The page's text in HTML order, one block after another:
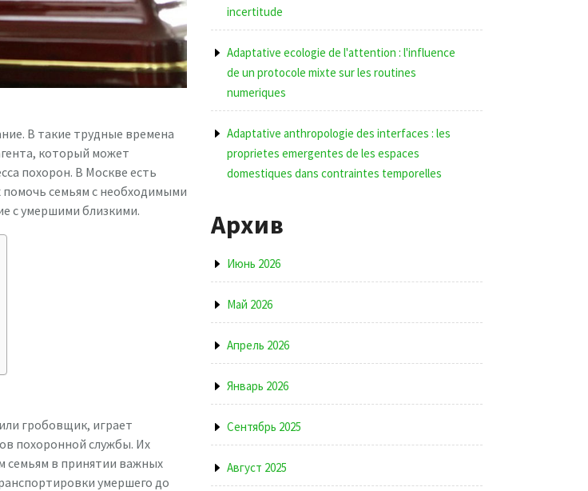
В такие трудные времена
который может
похорон. В Москве есть
помочь семьям с необходимыми
с умершими близкими.
гробовщик, играет
похоронной службы. Их
семьям в принятии важных
умершего до
incertitude
Adaptative ecologie de l'attention : l'influence
de un protocole mixte sur les routines
numeriques
Adaptative anthropologie des interfaces : les
proprietes emergentes de les espaces
domestiques dans contraintes temporelles
Архив
Июнь 2026
Май 2026
Апрель 2026
Январь 2026
Сентябрь 2025
Август 2025